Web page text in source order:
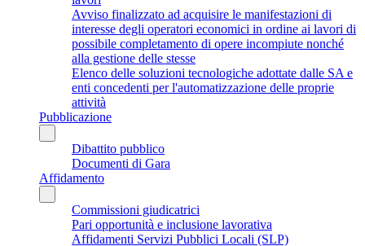
Avviso finalizzato ad acquisire le manifestazioni di
interesse degli operatori economici in ordine ai lavori di
possibile completamento di opere incompiute nonché
alla gestione delle stesse
Elenco delle soluzioni tecnologiche adottate dalle SA e
enti concedenti per l'automatizzazione delle proprie
attività
Pubblicazione
Dibattito pubblico
Documenti di Gara
Affidamento
Commissioni giudicatrici
Pari opportunità e inclusione lavorativa
Affidamenti Servizi Pubblici Locali (SLP)